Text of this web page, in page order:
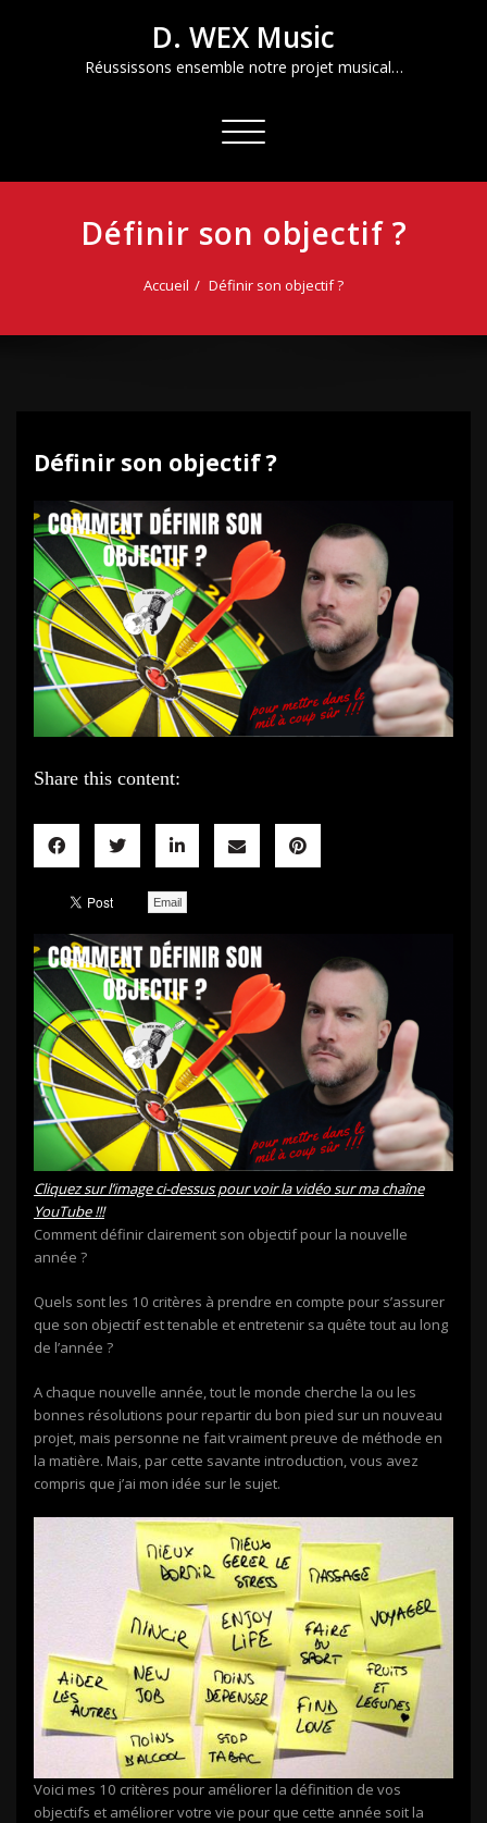
D. WEX Music
Réussissons ensemble notre projet musical…
Afficher/masquer
navigation
Définir son objectif ?
Accueil Définir son objectif ?
Définir son objectif ?
Share this content:
Email
Cliquez sur l’image ci-dessus pour voir la vidéo sur ma chaîne
YouTube !!!
Comment définir clairement son objectif pour la nouvelle
année ?
Quels sont les 10 critères à prendre en compte pour s’assurer
que son objectif est tenable et entretenir sa quête tout au long
de l’année ?
A chaque nouvelle année, tout le monde cherche la ou les
bonnes résolutions pour repartir du bon pied sur un nouveau
projet, mais personne ne fait vraiment preuve de méthode en
la matière. Mais, par cette savante introduction, vous avez
compris que j’ai mon idée sur le sujet.
Voici mes 10 critères pour améliorer la définition de vos
objectifs et améliorer votre vie pour que cette année soit la